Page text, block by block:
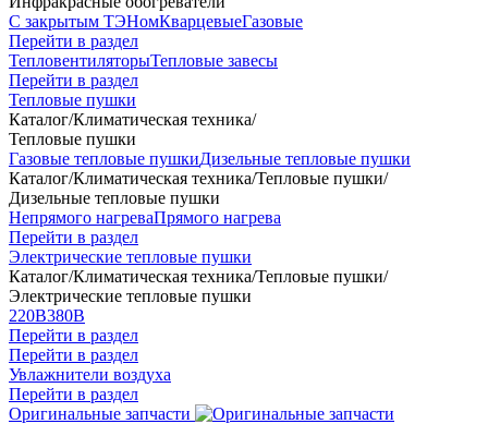
С закрытым ТЭНомКварцевыеГазовые
Перейти в раздел
ТепловентиляторыТепловые завесы
Перейти в раздел
Тепловые пушки
Каталог/Климатическая техника/
Тепловые пушки
Газовые тепловые пушкиДизельные тепловые пушки
Каталог/Климатическая техника/Тепловые пушки/
Дизельные тепловые пушки
Непрямого нагреваПрямого нагрева
Перейти в раздел
Электрические тепловые пушки
Каталог/Климатическая техника/Тепловые пушки/
Электрические тепловые пушки
220В380В
Перейти в раздел
Перейти в раздел
Увлажнители воздуха
Перейти в раздел
Оригинальные запчасти